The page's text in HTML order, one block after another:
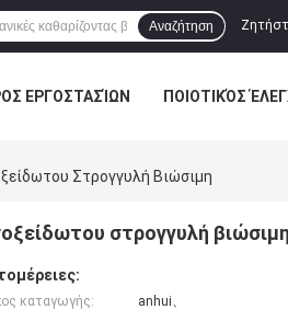
Αναζήτηση
ΕΡΓΟΣΤΑΣΊΩΝ ΠΟΙΟΤΙΚΌΣ
Στρογγυλή Βιώσιμη
στρογγυλή βιώσιμη
καταγωγής:
anhui、